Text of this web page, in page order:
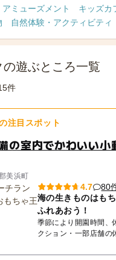
アミューズメント キッズカ
自然体験・アクティビティ
遊ぶところ一覧
件
注目スポット
の室内でかわいい小
美浜町
4.7
80
海の生きものはも
ふれあおう！
季節により開園時間、
クション・一部店舗の
ますようお...